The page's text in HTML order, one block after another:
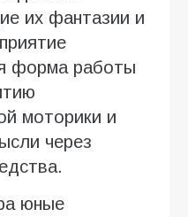
их фантазии и
форма работы
моторики и
через
юные